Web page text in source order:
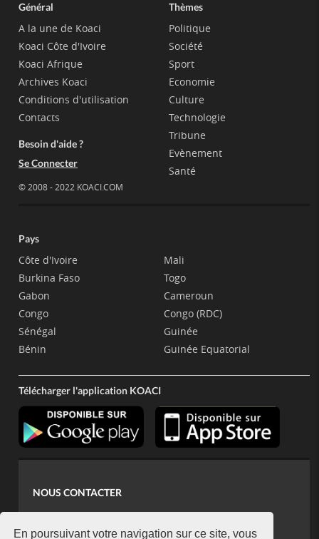
En poursuivant votre navigation sur ce site, vous
Général
A la une de Koaci
Koaci Côte d'Ivoire
Koaci Afrique
Archives Koaci
Conditions d'utilisation
Contacts
Besoin d'aide ?
Se Connecter
© 2008 - 2022 KOACI.COM
Thèmes
Politique
Société
Sport
Economie
Culture
Technologie
Tribune
Evènement
Santé
Pays
Côte d'Ivoire
Burkina Faso
Gabon
Congo
Sénégal
Bénin
Mali
Togo
Cameroun
Congo (RDC)
Guinée
Guinée Equatorial
Télécharger l'application KOACI
NOUS CONTACTER